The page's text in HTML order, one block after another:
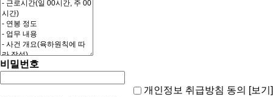
비밀번호
개인정보 취급방침 동의 [보기]